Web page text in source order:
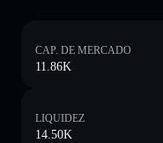
CAP. DE MERCADO
11.86K
LIQUIDEZ
14.50K